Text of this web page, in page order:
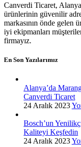
Canverdi Ticaret,
ürünlerinin güvenilir
markasının önde gelen
iyi ekipmanları
firmayız.
En Son Yazılarımız
Alanya’da
Canverdi Ticaret
24 Aralık 2023
Bosch’un
Kaliteyi Keşfedin
24 Aralık 2023